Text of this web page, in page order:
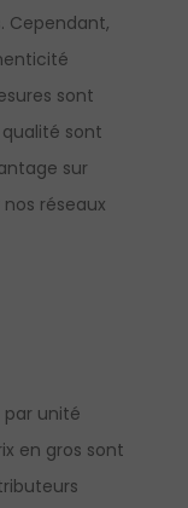
Cependant,
sont
sont
sur
réseaux
par unité
en gros sont